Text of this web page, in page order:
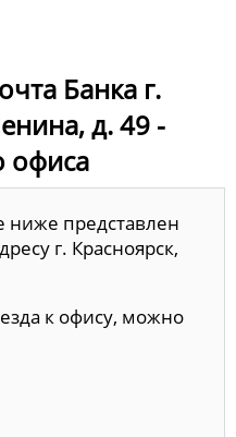
Банка г.
д. 49 -
офиса
ниже представлен
г. Красноярск,
к офису, можно